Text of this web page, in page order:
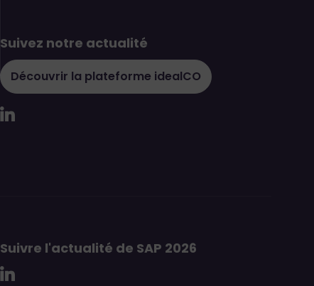
Suivez notre actualité
Découvrir la plateforme idealCO
Suivre l'actualité de SAP 2026